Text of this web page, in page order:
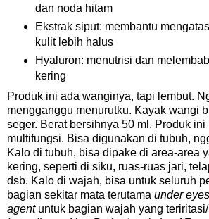
dan noda hitam
Ekstrak siput: membantu
kulit lebih halus
Hyaluron: menutrisi dan
kering
Produk ini ada wanginya, tapi lembut.
mengganggu menurutku. Kayak wangi
seger. Berat bersihnya 50 ml. Produk ini
multifungsi. Bisa digunakan di tubuh,
Kalo di tubuh, bisa dipake di area-area
kering, seperti di siku, ruas-ruas jari,
dsb. Kalo di wajah, bisa untuk seluruh
bagian sekitar mata terutama under eyes
agentuntuk bagian wajah yang